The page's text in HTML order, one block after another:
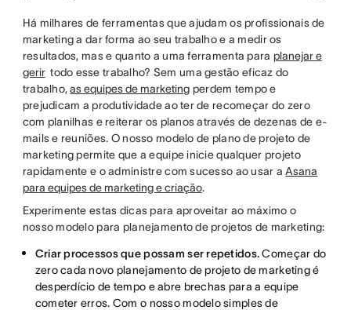
Há milhares de ferramentas que ajudam os profissionais de
marketing a dar forma ao seu trabalho e a medir os
resultados, mas e quanto a uma ferramenta para planejar e
gerirtodo esse trabalho? Sem uma gestão eficaz do
trabalho,as equipes de marketing perdem tempo e
prejudicam a produtividade ao ter de recomeçar do zero
com planilhas e reiterar os planos através de dezenas de e-
mails e reuniões. O nosso modelo de plano de projeto de
marketing permite que a equipe inicie qualquer projeto
rapidamente e o administre com sucesso ao usar aAsana
para equipes de marketing e criação.
Experimente estas dicas para aproveitar ao máximo o
nosso modelo para planejamento de projetos de marketing:
Criar processos que possam ser repetidos.Começar do
zero cada novo planejamento de projeto de marketing é
desperdício de tempo e abre brechas para a equipe
cometer erros. Com o nosso modelo simples de